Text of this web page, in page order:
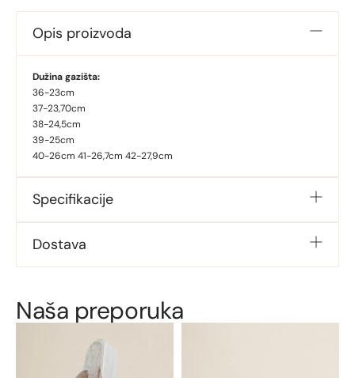
Opis proizvoda
Dužina gazišta:
36-23cm
37-23,70cm
38-24,5cm
39-25cm
40-26cm 41-26,7cm 42-27,9cm
Specifikacije
Dostava
Naša preporuka